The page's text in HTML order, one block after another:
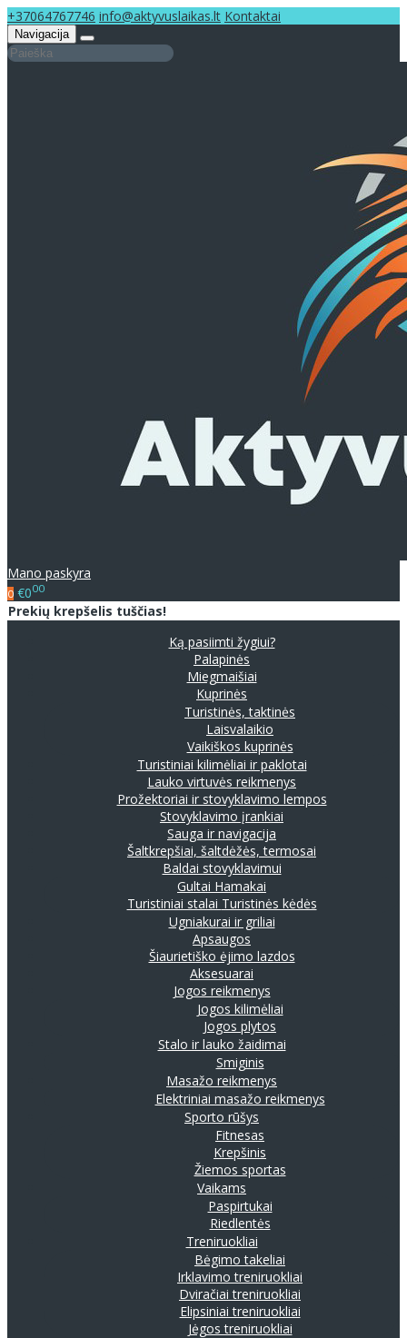
+37064767746 info@aktyvuslaikas.lt Kontaktai
Navigacija
Mano paskyra
0 €000
Prekių krepšelis tuščias!
Ką pasiimti žygiui?
Palapinės
Miegmaišiai
Kuprinės
Turistinės, taktinės
Laisvalaikio
Vaikiškos kuprinės
Turistiniai kilimėliai ir paklotai
Lauko virtuvės reikmenys
Prožektoriai ir stovyklavimo lempos
Stovyklavimo įrankiai
Sauga ir navigacija
Šaltkrepšiai, šaltdėžės, termosai
Baldai stovyklavimui
Gultai Hamakai
Turistiniai stalai Turistinės kėdės
Ugniakurai ir griliai
Apsaugos
Šiaurietiško ėjimo lazdos
Aksesuarai
Jogos reikmenys
Jogos kilimėliai
Jogos plytos
Stalo ir lauko žaidimai
Smiginis
Masažo reikmenys
Elektriniai masažo reikmenys
Sporto rūšys
Fitnesas
Krepšinis
Žiemos sportas
Vaikams
Paspirtukai
Riedlentės
Treniruokliai
Bėgimo takeliai
Irklavimo treniruokliai
Dviračiai treniruokliai
Elipsiniai treniruokliai
Jėgos treniruokliai